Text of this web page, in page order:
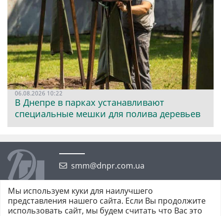
06.08.2026 10:22
В Днепре в парках устанавливают
специальные мешки для полива деревьев
smm@dnpr.com.ua
Мы используем куки для наилучшего
представления нашего сайта. Если Вы продолжите
использовать сайт, мы будем считать что Вас это